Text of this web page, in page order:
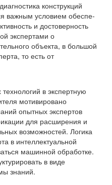
конструкций
важным условием обеспе­
и достоверность
экспертами о
объекта, в большой
то есть от
в экспертную
мотивировано
опытных экспертов
для расширения и
возможностей. Логика
в интеллектуальной
машинной обработке.
в виде
знаний.